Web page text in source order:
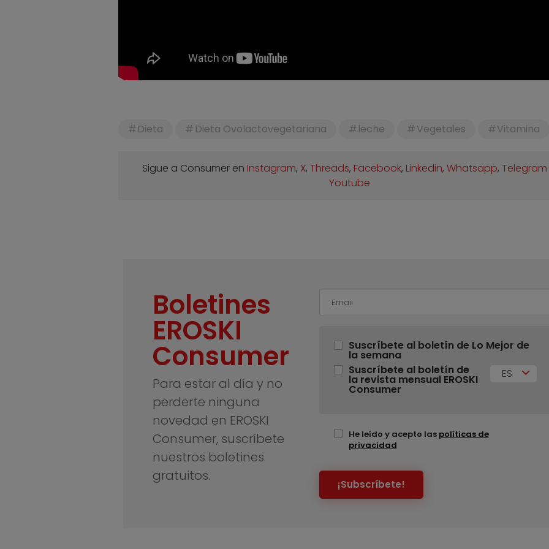
Dieta Dieta Ovolactovegetariana leche Vegetales Vitamina
Sigue a Consumer en Instagram, X,Threads, Facebook, Linkedin,Whatsapp,Telegram
Youtube
Boletines
EROSKI
Consumer
Para estar al día y no
perderte ninguna
novedad en EROSKI
Consumer, suscríbete
nuestros boletines
gratuitos.
Suscríbete al boletín de Lo Mejor de
la semana
Suscríbete al boletín de
la revista mensual EROSKI
Consumer
ES
He leído y acepto las políticas de
privacidad
¡Subscríbete!